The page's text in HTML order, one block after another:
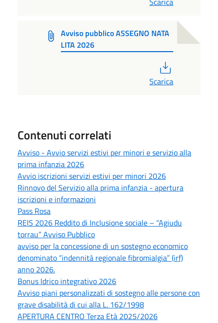
Avviso pubblico ASSEGNO NATA
LITA 2026
Scarica
Contenuti correlati
Avviso - Avvio servizi estivi per minori e servizio alla
prima infanzia 2026
Avvio iscrizioni servizi estivi per minori 2026
Rinnovo del Servizio alla prima infanzia - apertura
iscrizioni e informazioni
Pass Rosa
REIS 2026 Reddito di Inclusione sociale – “Agiudu
torrau” Avviso Pubblico
avviso per la concessione di un sostegno economico
denominato “indennità regionale fibromialgia” (irf)
anno 2026.
Bonus Idrico integrativo 2026
Avviso piani personalizzati di sostegno alle persone con
grave disabilità di cui alla L. 162/1998
APERTURA CENTRO Terza Età 2025/2026